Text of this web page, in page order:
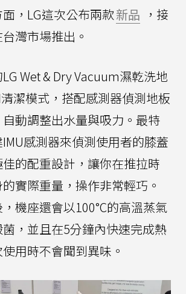
，LG這次公布兩款新品 ，接
灣市場推出。
Wet & Dry Vacuum濕乾洗地
潔模式，搭配感測器偵測地板
動調整出水量與吸力。最特
感測器來偵測使用者的膝蓋
的配重設計，讓你在推拉時
實際重量，操作非常輕巧。
機座還會以100°C的高溫蒸氣
，並且在5分鐘內快速完成熱
用時不會聞到異味。